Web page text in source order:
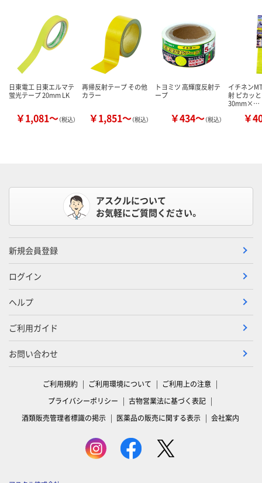
日東電工 日東エルマテ
蛍光テープ 20mm LK
￥1,081～（税込）
再帰反射テープ その他
カラー
￥1,851～（税込）
トヨミツ 高輝度反射テ
ープ
￥434～（税込）
イチネン
射 ピカッ
30mm×…
￥
アスクルについて
お気軽にご質問ください。
新規会員登録
ログイン
ヘルプ
ご利用ガイド
お問い合わせ
ご利用規約 ご利用環境について
ご利用上の注意
プライバシーポリシー
古物営業法に基づく表記
酒類販売管理者標識の掲示
医薬品の販売に関する表示 会社案内